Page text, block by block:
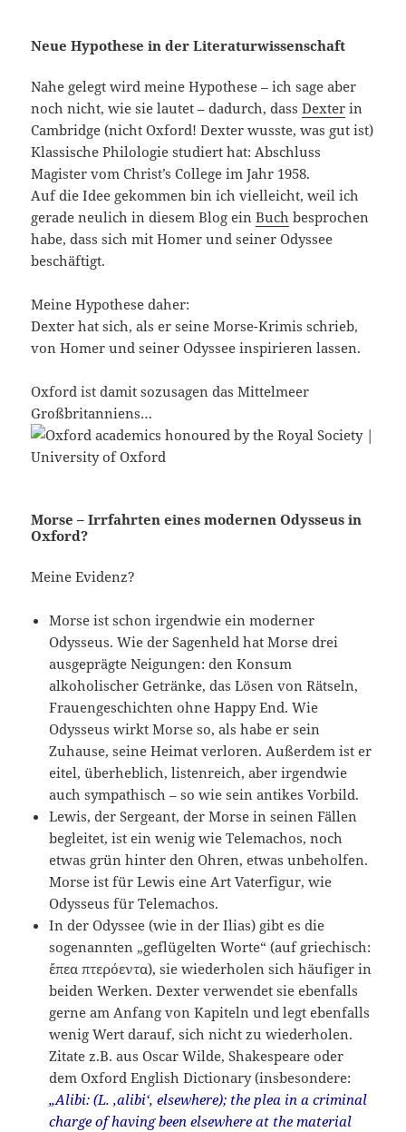
Neue Hypothese in der Literaturwissenschaft
Nahe gelegt wird meine Hypothese – ich sage aber
noch nicht, wie sie lautet – dadurch, dassDexter in
Cambridge (nicht Oxford! Dexter wusste, was gut ist)
Klassische Philologie studiert hat: Abschluss
Magister vom Christ’s College im Jahr 1958.
Auf die Idee gekommen bin ich vielleicht, weil ich
gerade neulich in diesem Blog einBuch besprochen
habe, dass sich mit Homer und seiner Odyssee
beschäftigt.
Meine Hypothese daher:
Dexter hat sich, als er seine Morse-Krimis schrieb,
von Homer und seiner Odyssee inspirieren lassen.
Oxford ist damit sozusagen das Mittelmeer
Großbritanniens…
Morse – Irrfahrten eines modernen Odysseus in
Oxford?
Meine Evidenz?
Morse ist schon irgendwie ein moderner
Odysseus. Wie der Sagenheld hat Morse drei
ausgeprägte Neigungen: den Konsum
alkoholischer Getränke, das Lösen von Rätseln,
Frauengeschichten ohne Happy End. Wie
Odysseus wirkt Morse so, als habe er sein
Zuhause, seine Heimat verloren. Außerdem ist er
eitel, überheblich, listenreich, aber irgendwie
auch sympathisch – so wie sein antikes Vorbild.
Lewis, der Sergeant, der Morse in seinen Fällen
begleitet, ist ein wenig wie Telemachos, noch
etwas grün hinter den Ohren, etwas unbeholfen.
Morse ist für Lewis eine Art Vaterfigur, wie
Odysseus für Telemachos.
In der Odyssee (wie in der Ilias) gibt es die
sogenannten „geflügelten Worte“ (auf griechisch:
ἔπεα πτερόεντα), sie wiederholen sich häufiger in
beiden Werken. Dexter verwendet sie ebenfalls
gerne am Anfang von Kapiteln und legt ebenfalls
wenig Wert darauf, sich nicht zu wiederholen.
Zitate z.B. aus Oscar Wilde, Shakespeare oder
dem Oxford English Dictionary (insbesondere:
„Alibi: (L. ‚alibi‘, elsewhere); the plea in a criminal
charge of having been elsewhere at the material